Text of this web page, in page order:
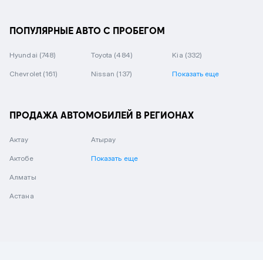
ПОПУЛЯРНЫЕ АВТО С ПРОБЕГОМ
Hyundai (748) Toyota (484) Kia (332)
Chevrolet (161) Nissan (137) Показать еще
ПРОДАЖА АВТОМОБИЛЕЙ В РЕГИОНАХ
Актау
Актобе
Алматы
Астана
Атырау
Показать еще